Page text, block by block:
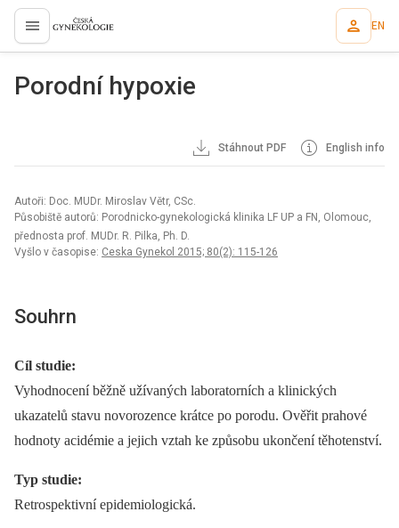
proLékaře.cz EN
Porodní hypoxie
Stáhnout PDF English info
Autoři: Doc. MUDr. Miroslav Větr, CSc.
Působiště autorů: Porodnicko-gynekologická klinika LF UP a FN, Olomouc,
přednosta prof. MUDr. R. Pilka, Ph. D.
Vyšlo v časopise: Ceska Gynekol 2015; 80(2): 115-126
Souhrn
Cíl studie:
Vyhodnocení běžně užívaných laboratorních a klinických
ukazatelů stavu novorozence krátce po porodu. Ověřit prahové
hodnoty acidémie a jejich vztah ke způsobu ukončení těhotenství.
Typ studie:
Retrospektivní epidemiologická.